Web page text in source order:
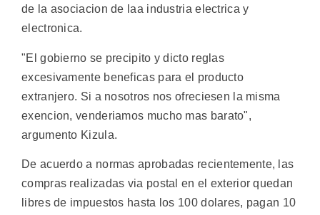
de la asociacion de laa industria electrica y
electronica.
"El gobierno se precipito y dicto reglas
excesivamente beneficas para el producto
extranjero. Si a nosotros nos ofreciesen la misma
exencion, venderiamos mucho mas barato",
argumento Kizula.
De acuerdo a normas aprobadas recientemente, las
compras realizadas via postal en el exterior quedan
libres de impuestos hasta los 100 dolares, pagan 10